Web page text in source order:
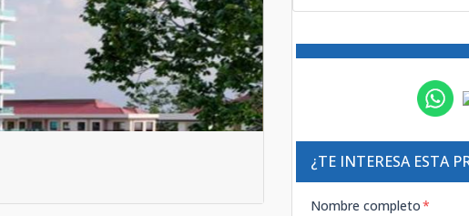
¿TE INTERESA ESTA
Nombre completo*